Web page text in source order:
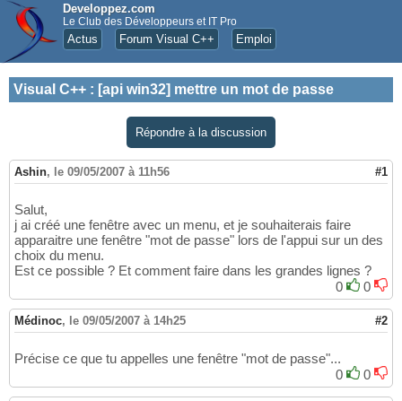
Developpez.com
Le Club des Développeurs et IT Pro
Actus Forum Visual C++ Emploi
Visual C++ : [api win32] mettre un mot de passe
Répondre à la discussion
Ashin, le 09/05/2007 à 11h56 #1
Salut,
j ai créé une fenêtre avec un menu, et je souhaiterais faire
apparaitre une fenêtre "mot de passe" lors de l'appui sur un des
choix du menu.
Est ce possible ? Et comment faire dans les grandes lignes ?
0
0
Médinoc, le 09/05/2007 à 14h25 #2
Précise ce que tu appelles une fenêtre "mot de passe"...
0
0